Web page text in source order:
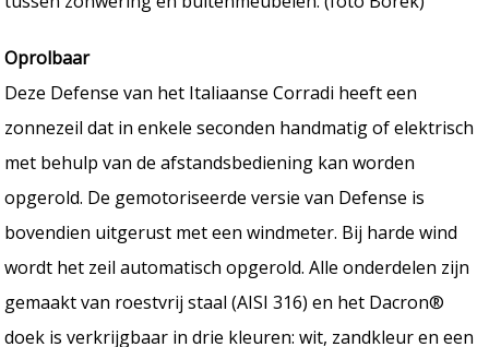
Oprolbaar
Deze Defense van het Italiaanse Corradi heeft een
zonnezeil dat in enkele seconden handmatig of elektrisch
met behulp van de afstandsbediening kan worden
opgerold. De gemotoriseerde versie van Defense is
bovendien uitgerust met een windmeter. Bij harde wind
wordt het zeil automatisch opgerold. Alle onderdelen zijn
gemaakt van roestvrij staal (AISI 316) en het Dacron®
doek is verkrijgbaar in drie kleuren: wit, zandkleur en een